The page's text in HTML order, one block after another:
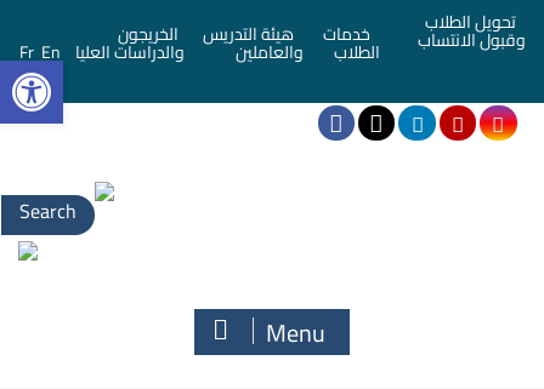
تحويل الطلاب
وقبول الانتساب خدمات
الطلاب
هيئة التدريس
والعاملين
الخريجون
والدراسات العليا En
Fr
Menu